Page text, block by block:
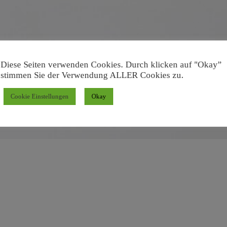
Diese Seiten verwenden Cookies. Durch klicken auf "Okay”
stimmen Sie der Verwendung ALLER Cookies zu.
Cookie Einstellungen Okay